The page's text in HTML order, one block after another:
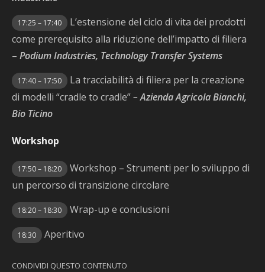
17:25 – 17:40
L’estensione del ciclo di vita dei prodotti
come prerequisito alla riduzione dell’impatto di filiera
– Podium Industries, Technology Transfer Systems
17:40 – 17:50
La tracciabilità di filiera per la creazione
di modelli “cradle to cradle”– Azienda Agricola Bianchi,
Bio Ticino
Workshop
17:50 – 18:20
Workshop – Strumenti per lo sviluppo di
un percorso di transizione circolare
18:20 – 18:30 Wrap-up e conclusioni
18:30 Aperitivo
CONDIVIDI QUESTO CONTENUTO